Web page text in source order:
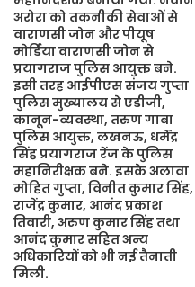
अरोरा को तकनीकी सेवाओं से
वाराणसी जोन और पीयूष
मोर्डिया वाराणसी जोन से
प्रयागराज पुलिस आयुक्त बने.
इसी तरह आईपीएस संजय गुप्ता
पुलिस मुख्यालय से एडीजी,
कानून-व्यवस्था, तरुण गाबा
पुलिस आयुक्त, लखनऊ, धर्मेंद्र
सिंह प्रयागराज रेंज के पुलिस
महानिरीक्षक बने. इसके अलावा
मोहित गुप्ता, विनीत कुमार सिंह,
राजेंद्र कुमार, आनंद प्रकाश
तिवारी, अरुण कुमार सिंह तथा
आनंद कुमार सहित अन्य
अधिकारियों को भी नई तैनाती
मिली.